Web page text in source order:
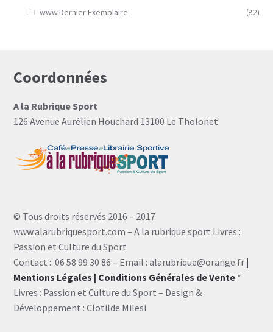
www.Dernier Exemplaire
(82)
Coordonnées
A la Rubrique Sport
126 Avenue Aurélien Houchard 13100 Le Tholonet
© Tous droits réservés 2016 – 2017
www.alarubriquesport.com – A la rubrique sport Livres :
Passion et Culture du Sport
Contact : 06 58 99 30 86 – Email : alarubrique@orange.fr |
Mentions Légales | Conditions Générales de Vente *
Livres : Passion et Culture du Sport – Design &
Développement : Clotilde Milesi